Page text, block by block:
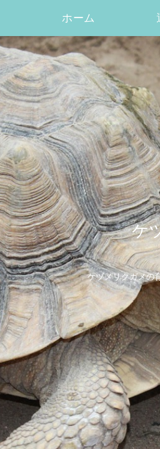
ケ
ケヅメリクガメの
ホーム